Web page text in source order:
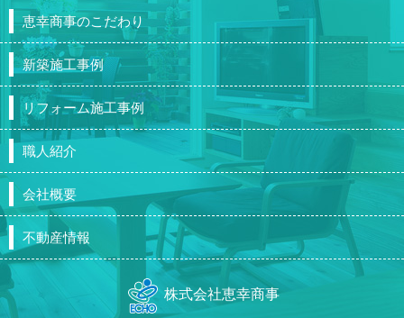
恵幸商事のこだわり
新築施工事例
リフォーム施工事例
職人紹介
会社概要
不動産情報
株式会社恵幸商事